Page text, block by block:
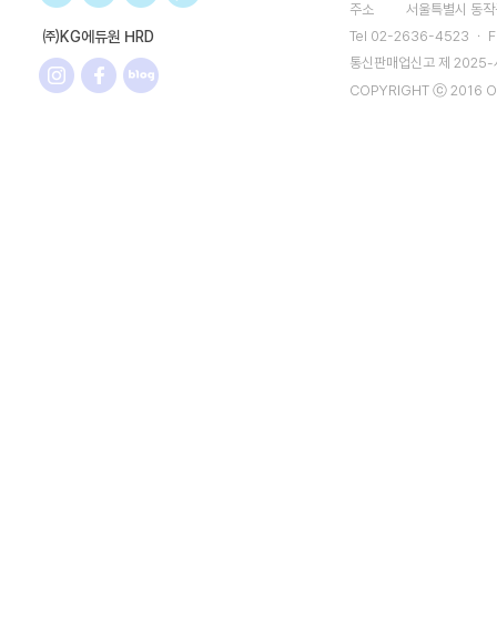
㈜KG에듀원 HRD
주소
서울특별시 동
Tel 02-2636-4523 ㆍ
통신판매업신고 제
COPYRIGHT ⓒ 2016